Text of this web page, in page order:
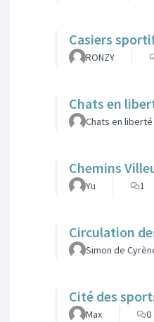
Casiers
RONZY
Chats en
Chats en liberté
Chemins
Yu 1
Circulation
Simon de
Cité des
Max 0